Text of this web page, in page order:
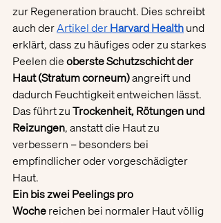
zur Regeneration braucht. Dies schreibt
auch der Artikel der Harvard Health und
erklärt, dass zu häufiges oder zu starkes
Peelen die oberste Schutzschicht der
Haut (Stratum corneum) angreift und
dadurch Feuchtigkeit entweichen lässt.
Das führt zu Trockenheit, Rötungen und
Reizungen, anstatt die Haut zu
verbessern – besonders bei
empfindlicher oder vorgeschädigter
Haut.
Ein bis zwei Peelings pro
Woche reichen bei normaler Haut völlig